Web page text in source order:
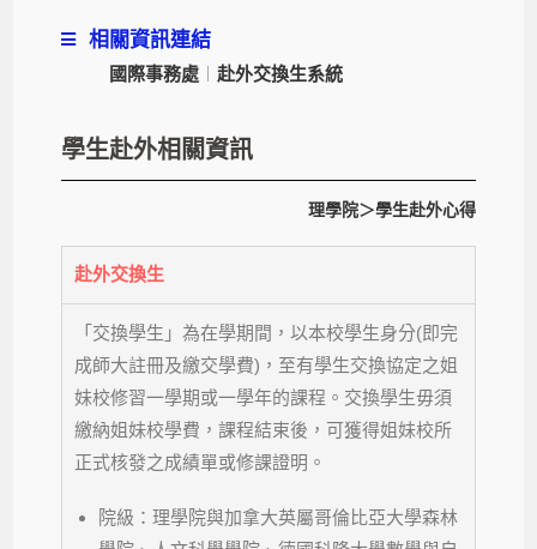
相關資訊連結
國際事務處 ︱赴外交換生系統
學生赴外相關資訊
理學院＞學生赴外心得
赴外交換生
「交換學生」為在學期間，以本校學生身分(即完
成師大註冊及繳交學費)，至有學生交換協定之姐
妹校修習一學期或一學年的課程。交換學生毋須
繳納姐妹校學費，課程結束後，可獲得姐妹校所
正式核發之成績單或修課證明。
院級：理學院與加拿大英屬哥倫比亞大學森林